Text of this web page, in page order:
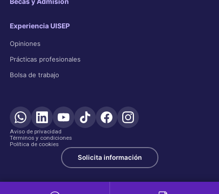
Experiencia UISEP
Opiniones
Prácticas profesionales
Bolsa de trabajo
Aviso de privacidad
Términos y condiciones
Política de cookies
Solicita información